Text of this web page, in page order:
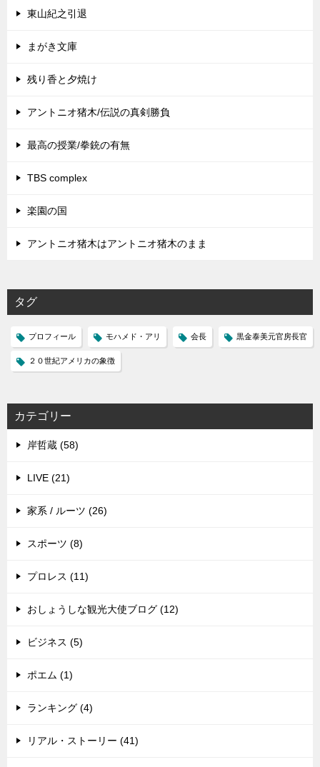
東山紀之引退
まがき文庫
残り香と夕焼け
アントニオ猪木/伝説の真剣勝負
最高の授業/拳銃の有無
TBS complex
楽園の国
アントニオ猪木はアントニオ猪木のまま
タグ
プロフィール モハメド・アリ 会長 黒金泰美元官房長官
２０世紀アメリカの象徴
カテゴリー
岸哲蔵 (58)
LIVE (21)
家系 / ルーツ (26)
スポーツ (8)
プロレス (11)
おしょうしな観光大使ブログ (12)
ビジネス (5)
ポエム (1)
ランキング (4)
リアル・ストーリー (41)